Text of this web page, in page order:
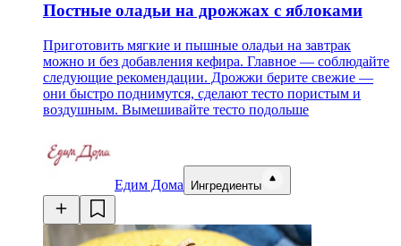
Постные оладьи на дрожжах с яблоками
Приготовить мягкие и пышные оладьи на завтрак
можно и без добавления кефира. Главное — соблюдайте
следующие рекомендации. Дрожжи берите свежие —
они быстро поднимутся, сделают тесто пористым и
воздушным. Вымешивайте тесто подольше
Едим Дома Ингредиенты